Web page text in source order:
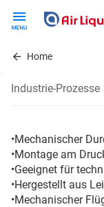
contentHome
Industrie-Prozesse
•Mechanischer
•Montage am
•Geeignet für
•Hergestellt aus
•Mechanischer